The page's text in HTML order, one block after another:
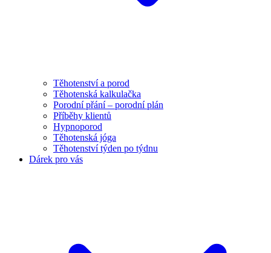
Těhotenství a porod
Těhotenská kalkulačka
Porodní přání – porodní plán
Příběhy klientů
Hypnoporod
Těhotenská jóga
Těhotenství týden po týdnu
Dárek pro vás